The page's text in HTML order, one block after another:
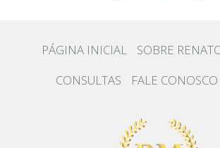
PÁGINA INICIAL
SOBRE
CONSULTAS
FALE CONOSCO